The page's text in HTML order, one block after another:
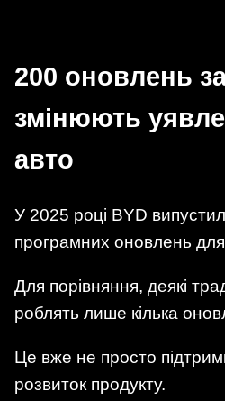
200 оновлень за
змінюють
авто
У 2025 році BYD
програмних оновлень
Для порівняння, деякі
роблять лише кілька
Це вже не просто
розвиток продукту.